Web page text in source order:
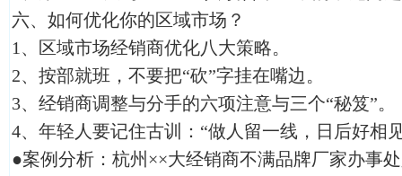
六、如何优化你的区域市场？
1、区域市场经销商优化八大策略。
2、按部就班，不要把“砍”字挂在嘴边。
3、经销商调整与分手的六项注意与三个“秘笈”。
4、年轻人要记住古训：“做人留一线，日后好相
●案例分析：杭州××大经销商不满品牌厂家办事